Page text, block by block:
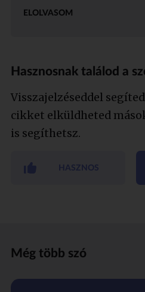
ELOLVASOM
Hasznosnak találod a
Visszajelzéseddel
cikket elküldheted
is segíthetsz.
HASZNOS
Még több szó